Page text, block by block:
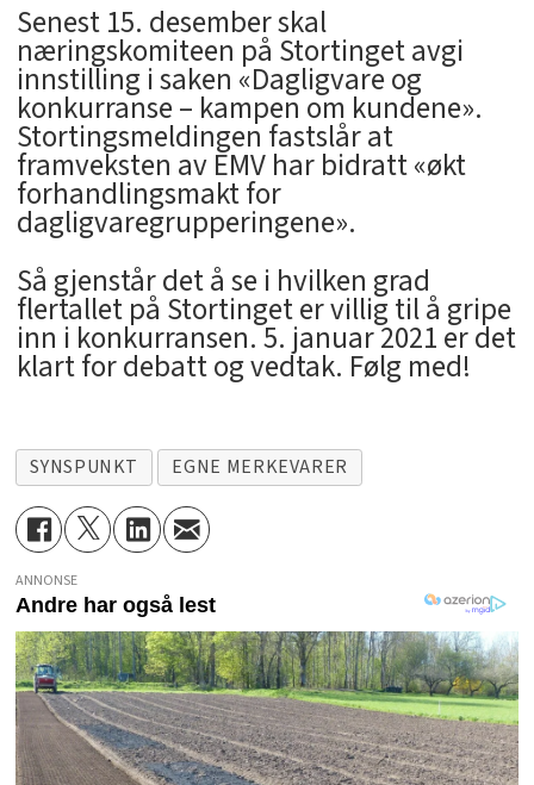
Senest 15. desember skal
næringskomiteen på Stortinget avgi
innstilling i saken «Dagligvare og
konkurranse – kampen om kundene».
Stortingsmeldingen fastslår at
framveksten av EMV har bidratt «økt
forhandlingsmakt for
dagligvaregrupperingene».
Så gjenstår det å se i hvilken grad
flertallet på Stortinget er villig til å gripe
inn i konkurransen. 5. januar 2021 er det
klart for debatt og vedtak. Følg med!
SYNSPUNKT EGNE MERKEVARER
ANNONSE